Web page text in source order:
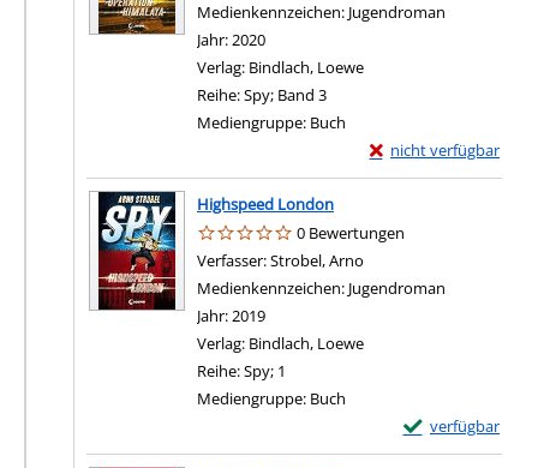
Medienkennzeichen: Jugendroman
Jahr:2020
Verlag: Bindlach, Loewe
Reihe:Spy; Band 3
Mediengruppe: Buch
nicht verfügbar
Exemplar-Details von
Highspeed London
0 Bewertungen
Verfasser:Strobel, Arno
Medienkennzeichen: Jugendroman
Jahr:2019
Verlag: Bindlach, Loewe
Reihe:Spy; 1
Mediengruppe: Buch
verfügbar
Exemplar-